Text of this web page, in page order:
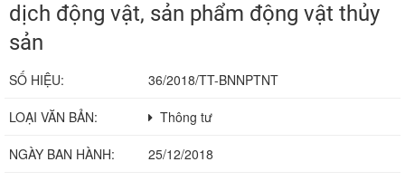
dịch động vật, sản phẩm động vật thủy
sản
SỐ HIỆU: 36/2018/TT-BNNPTNT
LOẠI VĂN BẢN: Thông tư
NGÀY BAN HÀNH: 25/12/2018